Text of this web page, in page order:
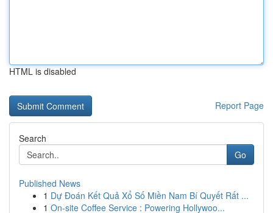
HTML is disabled
Report Page
Search
Go
Published News
1 Dự Đoán Kết Quả Xổ Số Miền Nam Bí Quyết Rất ...
1 On-site Coffee Service : Powering Hollywoo...